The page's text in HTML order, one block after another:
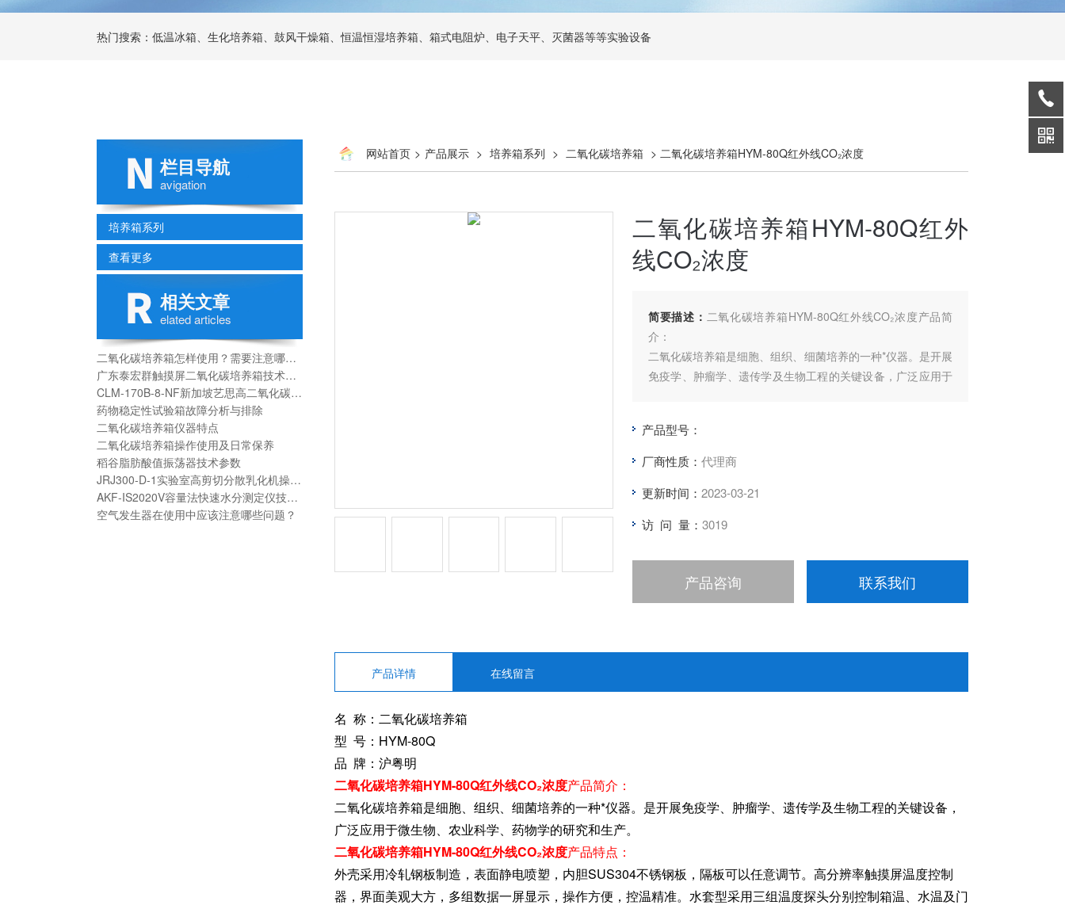
热门搜索：低温冰箱、生化培养箱、鼓风干燥箱、恒温恒湿培养箱、箱式电阻炉、电子天平、灭菌器等等实验设备
栏目导航
avigation
培养箱系列
查看更多
相关文章
elated articles
二氧化碳培养箱怎样使用？需要注意哪些？
广东泰宏群触摸屏二氧化碳培养箱技术参数
CLM-170B-8-NF新加坡艺思高二氧化碳培养箱技术分析
药物稳定性试验箱故障分析与排除
二氧化碳培养箱仪器特点
二氧化碳培养箱操作使用及日常保养
稻谷脂肪酸值振荡器技术参数
JRJ300-D-1实验室高剪切分散乳化机操作使用
AKF-IS2020V容量法快速水分测定仪技术参数
空气发生器在使用中应该注意哪些问题？
网站首页 > 产品展示 > 培养箱系列 > 二氧化碳培养箱 > 二氧化碳培养箱HYM-80Q红外线CO₂浓度
二氧化碳培养箱HYM-80Q红外
线CO₂浓度
简要描述： 二氧化碳培养箱HYM-80Q红外线CO₂浓度产品简
介：
二氧化碳培养箱是细胞、组织、细菌培养的一种*仪器。是开展
免疫学、肿瘤学、遗传学及生物工程的关键设备，广泛应用于
产品型号：
厂商性质： 代理商
更新时间： 2023-03-21
访 问 量： 3019
产品咨询 联系我们
产品详情 在线留言
名 称：二氧化碳培养箱
型 号：HYM-80Q
品 牌：沪粤明
二氧化碳培养箱HYM-80Q红外线CO₂浓度产品简介：
二氧化碳培养箱是细胞、组织、细菌培养的一种*仪器。是开展免疫学、肿瘤学、遗传学及生物工程的关键设备，
广泛应用于微生物、农业科学、药物学的研究和生产。
二氧化碳培养箱HYM-80Q红外线CO₂浓度产品特点：
外壳采用冷轧钢板制造，表面静电喷塑，内胆SUS304不锈钢板，隔板可以任意调节。高分辨率触摸屏温度控制
器，界面美观大方，多组数据一屏显示，操作方便，控温精准。水套型采用三组温度探头分别控制箱温、水温及门